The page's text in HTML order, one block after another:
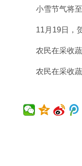
小雪节气将
11月19日，
农民在采收
农民在采收